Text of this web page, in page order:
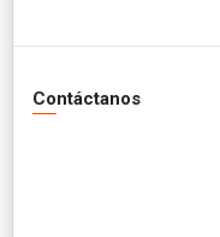
Contáctanos